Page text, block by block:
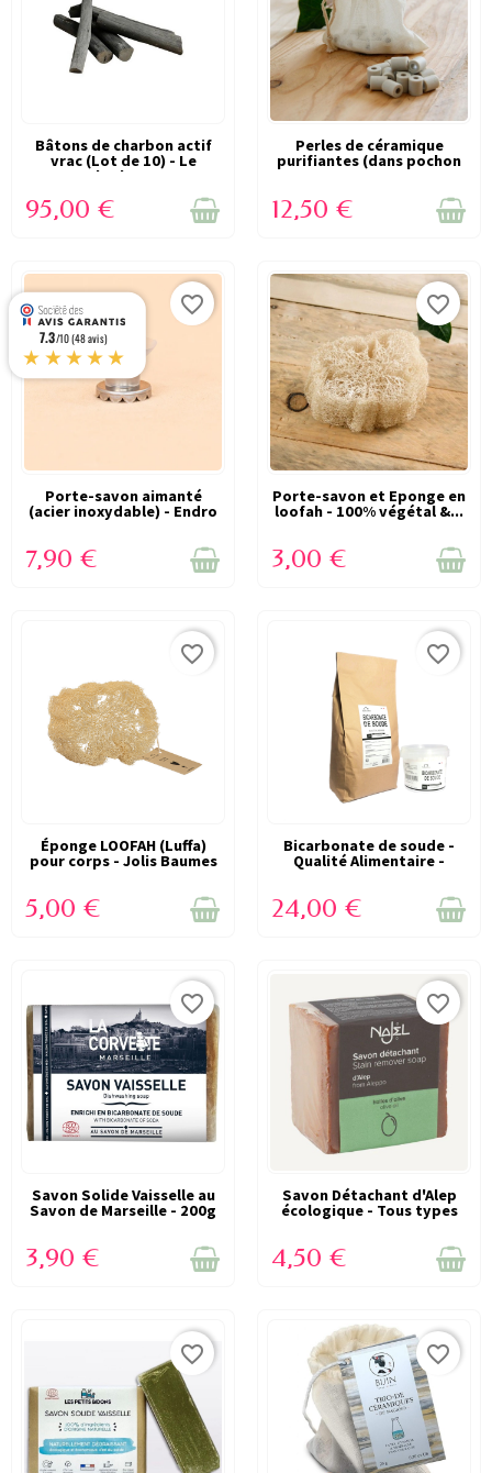
VICTIME DE SON SUCCÈS
(RUPTURE)
Bâtons de charbon actif
vrac (Lot de 10) - Le
Charbon...
95,00 €
VICTIME DE SON SUCCÈS
(RUPTURE)
Perles de céramique
purifiantes (dans pochon
12,50 €
VICTIME DE SON SUCCÈS
(RUPTURE)
favorite_border
Porte-savon aimanté
(acier inoxydable) - Endro
7,90 €
VICTIME DE SON SUCCÈS
(RUPTURE)
favorite_border
Porte-savon et Eponge en
loofah - 100% végétal &...
3,00 €
VICTIME DE SON SUCCÈS
(RUPTURE)
favorite_border
Éponge LOOFAH (Luffa)
pour corps - Jolis Baumes
5,00 €
VICTIME DE SON SUCCÈS
(RUPTURE)
favorite_border
Bicarbonate de soude -
Qualité Alimentaire -
24,00 €
VICTIME DE SON SUCCÈS
(RUPTURE)
favorite_border
Savon Solide Vaisselle au
Savon de Marseille - 200g
3,90 €
VICTIME DE SON SUCCÈS
(RUPTURE)
favorite_border
Savon Détachant d'Alep
écologique - Tous types
de taches...
4,50 €
favorite_border favorite_border
7.3/10 (48 avis)
★★★★★